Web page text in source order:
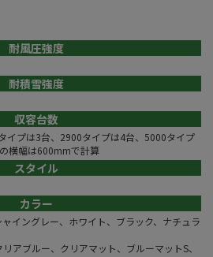
耐風圧強度
耐積雪強度
収容台数
イプは3台、2900タイプは4台、5000タイプ
横幅は600mmで計算
スタイル
カラー
イングレー、ホワイト、ブラック、ナチュラ
アブルー、クリアマット、ブルーマットS、